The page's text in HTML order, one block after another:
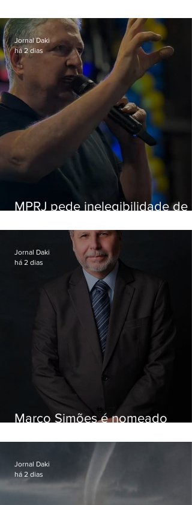
MPRJ pede inelegibilidade de
Jornal Daki
há 2 dias
Marco Simões é nomeado
Jornal Daki
há 2 dias
Jornal Daki
há 2 dias